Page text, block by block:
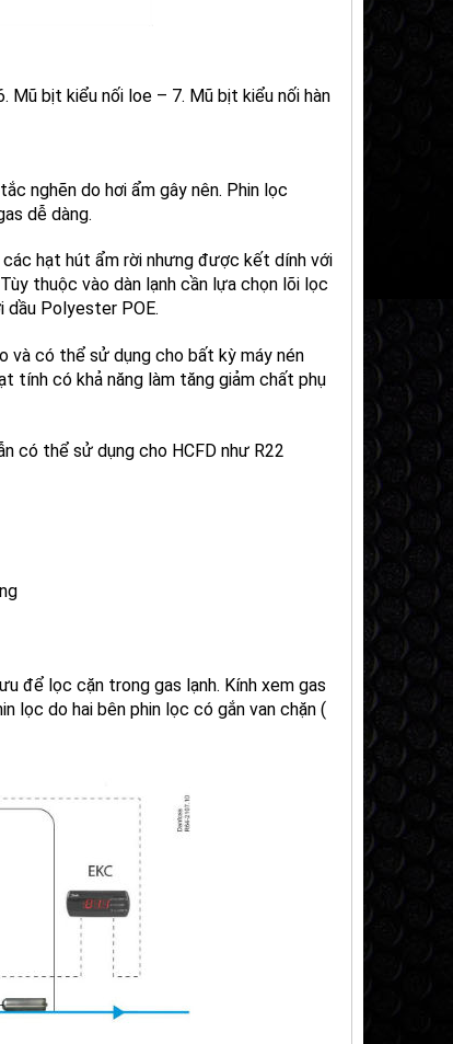
Mũ bịt kiểu nối loe – 7. Mũ bịt kiểu nối hàn
nghẽn do hơi ẩm gây nên. Phin lọc
dễ dàng.
hạt hút ẩm rời nhưng được kết dính với
thuộc vào dàn lạnh cần lựa chọn lõi lọc
dầu Polyester POE.
và có thể sử dụng cho bất kỳ máy nén
tính có khả năng làm tăng giảm chất phụ
có thể sử dụng cho HCFD như R22
để lọc cặn trong gas lạnh. Kính xem gas
lọc do hai bên phin lọc có gắn van chặn (